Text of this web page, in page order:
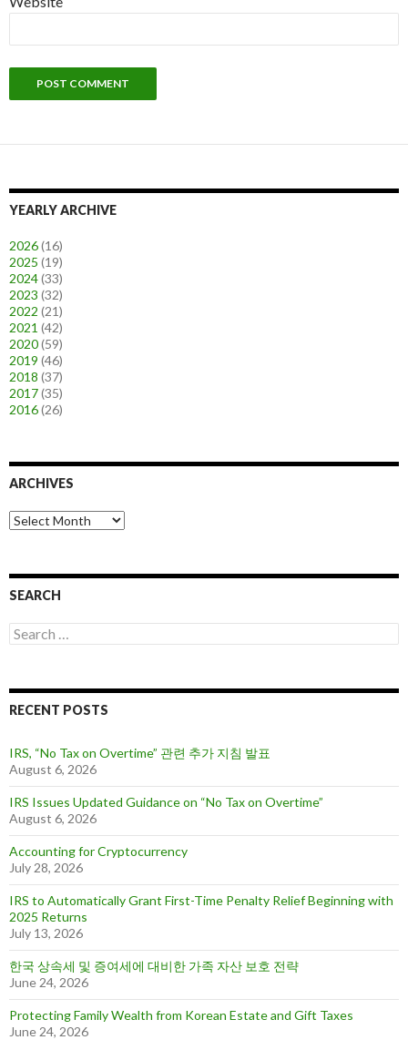
YEARLY ARCHIVE
2026(16)
2025 (19)
2024(33)
2023 (32)
2022 (21)
2021 (42)
2020(59)
2019 (46)
2018 (37)
2017(35)
2016(26)
ARCHIVES
A
r
v
s
SEARCH
S
e
c
h
o
r
:
RECENT POSTS
IRS, “No Tax on Overtime” 관련 추가 지침 발표
August 6, 2026
IRS Issues Updated Guidance on “No Tax on Overtime”
August 6, 2026
Accounting for Cryptocurrency
July 28, 2026
IRS to Automatically Grant First-Time Penalty Relief Beginning with
2025 Returns
July 13, 2026
한국 상속세 및 증여세에 대비한 가족 자산 보호 전략
June 24, 2026
Protecting Family Wealth from Korean Estate and Gift Taxes
June 24, 2026